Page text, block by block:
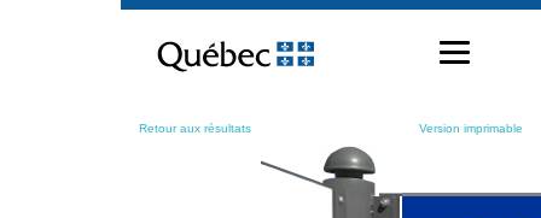
contenu
Retour aux résultats Version imprimable